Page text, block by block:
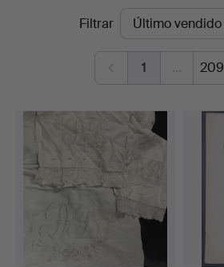
Filtrar
1 … 209